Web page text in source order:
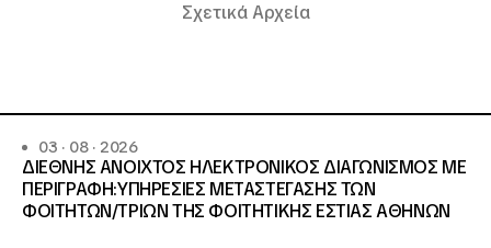
Σχετικά Αρχεία
03 · 08 · 2026
ΔΙΕΘΝΗΣ ΑΝΟΙΧΤΟΣ ΗΛΕΚΤΡΟΝΙΚΟΣ ΔΙΑΓΩΝΙΣΜΟΣ ΜΕ
ΠΕΡΙΓΡΑΦΗ:ΥΠΗΡΕΣΙΕΣ METAΣΤΕΓΑΣΗΣ ΤΩΝ
ΦΟΙΤΗΤΩΝ/ΤΡΙΩΝ ΤΗΣ ΦΟΙΤΗΤΙΚΗΣ ΕΣΤΙΑΣ ΑΘΗΝΩΝ